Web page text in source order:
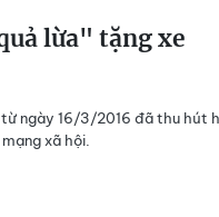
lừa" tặng xe
ngày 16/3/2016 đã thu hút
xã hội.